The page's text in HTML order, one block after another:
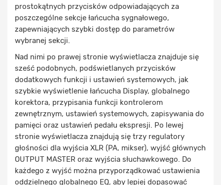
prostokątnych przycisków odpowiadających za
poszczególne sekcje łańcucha sygnałowego,
zapewniających szybki dostęp do parametrów
wybranej sekcji.
Nad nimi po prawej stronie wyświetlacza znajduje się
sześć podobnych, podświetlanych przycisków
dodatkowych funkcji i ustawień systemowych, jak
szybkie wyświetlenie łańcucha Display, globalnego
korektora, przypisania funkcji kontrolerom
zewnętrznym, ustawień systemowych, zapisywania do
pamięci oraz ustawień pedału ekspresji. Po lewej
stronie wyświetlacza znajdują się trzy regulatory
głośności dla wyjścia XLR (PA, mikser), wyjść głównych
OUTPUT MASTER oraz wyjścia słuchawkowego. Do
każdego z wyjść można przyporządkować ustawienia
oddzielnego globalnego EQ, aby lepiej dopasować